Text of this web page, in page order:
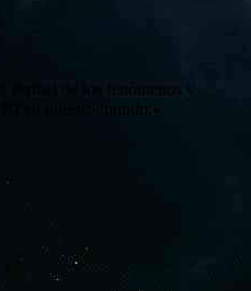
verdad de los fenómenos y
en nuestro mundo.»